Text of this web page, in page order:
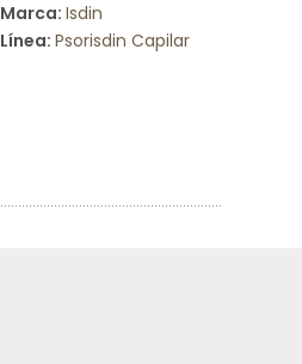
Marca: Isdin
Línea: Psorisdin Capilar